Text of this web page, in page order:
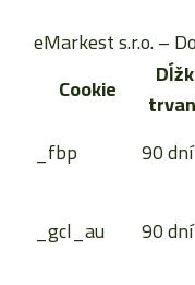
eMarkest s.r.o.–
Cookie
_fbp
90 dní
_gcl_au
90 dní